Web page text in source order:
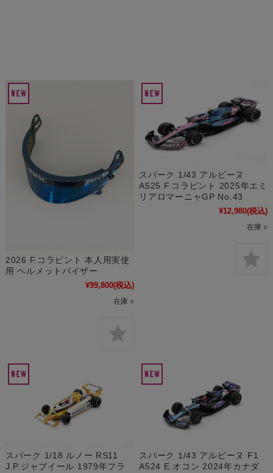
2026 F.コラピント 本人用実使
用 ヘルメットバイザー
¥99,800(税込)
在庫 ○
スパーク 1/43 アルピーヌ
A525 F.コラピント 2025年エミ
リアロマーニャGP No.43
¥12,980(税込)
在庫 ○
スパーク 1/18 ルノー RS11
J.P.ジャブイール 1979年フラ
スパーク 1/43 アルピーヌ F1
A524 E.オコン 2024年カナダ